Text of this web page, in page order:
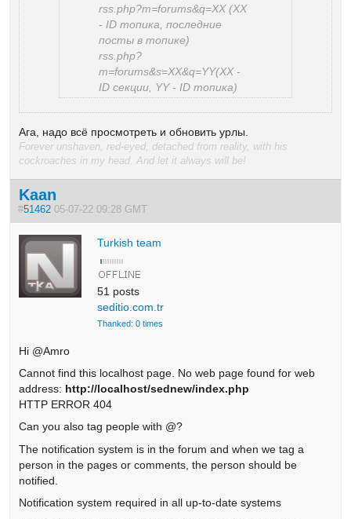
rss.php?m=forums&q=XX (XX
- ID топика, последние
посты в топике)
rss.php?
m=forums&s=XX&q=YY(XX -
ID секции, YY - ID топика)
Ага, надо всё просмотреть и обновить урлы.
Forever unshaven, red-eyed, detached from reality, with his
cockroaches in my head. And let it always will be!
Kaan
#51462 05-07-22 09:28 GMT
Turkish team
51 posts
seditio.com.tr
Thanked: 0 times
Hi @Amro
Cannot find this localhost page. No web page found for web
address: http://localhost/sednew/index.php
HTTP ERROR 404
Can you also tag people with @?
The notification system is in the forum and when we tag a
person in the pages or comments, the person should be
notified.
Notification system required in all up-to-date systems